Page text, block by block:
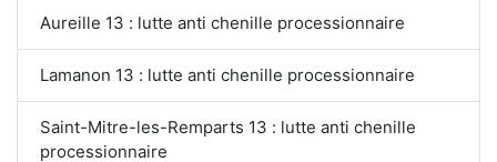
Aureille 13 : lutte anti chenille processionnaire
Lamanon 13 : lutte anti chenille processionnaire
Saint-Mitre-les-Remparts 13 : lutte anti chenille
processionnaire